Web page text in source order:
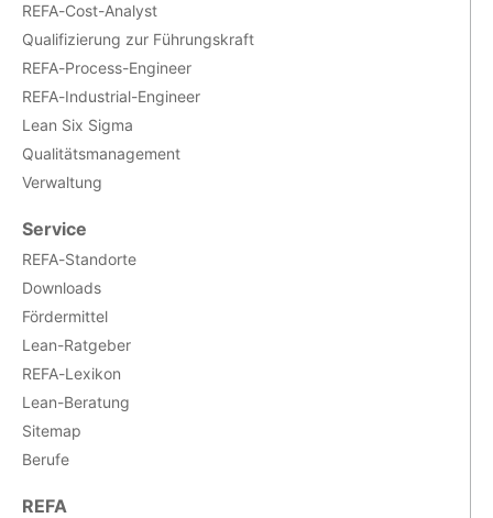
REFA-Cost-Analyst
Qualifizierung zur Führungskraft
REFA-Process-Engineer
REFA-Industrial-Engineer
Lean Six Sigma
Qualitätsmanagement
Verwaltung
Service
REFA-Standorte
Downloads
Fördermittel
Lean-Ratgeber
REFA-Lexikon
Lean-Beratung
Sitemap
Berufe
REFA